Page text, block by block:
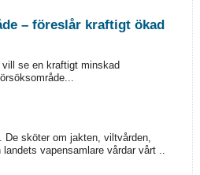
– föreslår kraftigt ökad
se en kraftigt minskad
De sköter om jakten, viltvården,
vapensamlare vårdar vårt ..